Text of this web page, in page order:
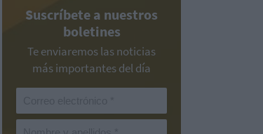
Suscríbete a nuestros
boletines
Te enviaremos las noticias
más importantes del día